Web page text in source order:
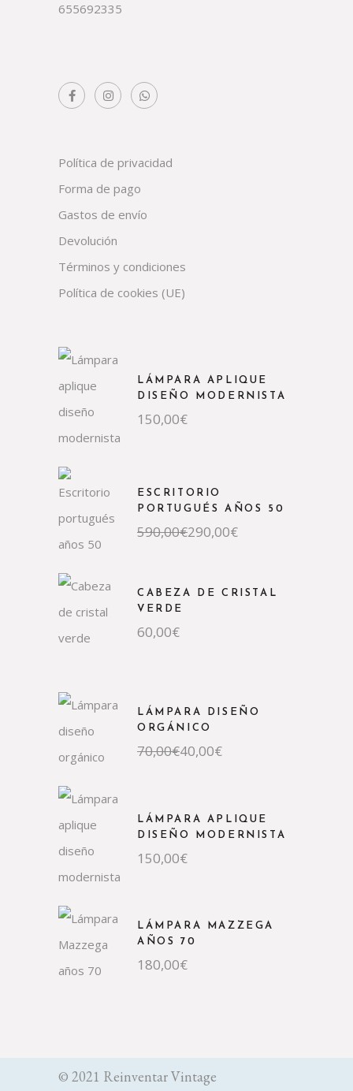
655692335
Política de privacidad
Forma de pago
Gastos de envío
Devolución
Términos y condiciones
Política de cookies (UE)
LÁMPARA APLIQUE
DISEÑO MODERNISTA
150,00€
ESCRITORIO
PORTUGUÉS AÑOS 50
590,00€290,00€
CABEZA DE CRISTAL
VERDE
60,00€
LÁMPARA DISEÑO
ORGÁNICO
70,00€40,00€
LÁMPARA APLIQUE
DISEÑO MODERNISTA
150,00€
LÁMPARA MAZZEGA
AÑOS 70
180,00€
© 2021 Reinventar Vintage